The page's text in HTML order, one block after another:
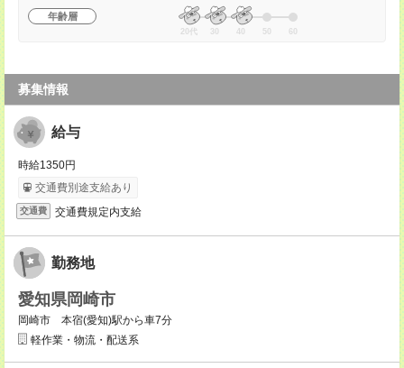
年齢層
20代 30 40 50 60
募集情報
給与
時給1350円
交通費別途支給あり
交通費 交通費規定内支給
勤務地
愛知県岡崎市
岡崎市 本宿(愛知)駅から車7分
軽作業・物流・配送系